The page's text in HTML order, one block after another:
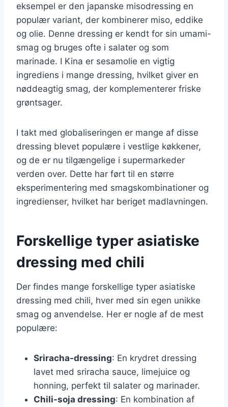
eksempel er den japanske misodressing en
populær variant, der kombinerer miso, eddike
og olie. Denne dressing er kendt for sin umami-
smag og bruges ofte i salater og som
marinade. I Kina er sesamolie en vigtig
ingrediens i mange dressing, hvilket giver en
nøddeagtig smag, der komplementerer friske
grøntsager.
I takt med globaliseringen er mange af disse
dressing blevet populære i vestlige køkkener,
og de er nu tilgængelige i supermarkeder
verden over. Dette har ført til en større
eksperimentering med smagskombinationer og
ingredienser, hvilket har beriget madlavningen.
Forskellige typer asiatiske
dressing med chili
Der findes mange forskellige typer asiatiske
dressing med chili, hver med sin egen unikke
smag og anvendelse. Her er nogle af de mest
populære:
Sriracha-dressing: En krydret dressing
lavet med sriracha sauce, limejuice og
honning, perfekt til salater og marinader.
Chili-soja dressing: En kombination af